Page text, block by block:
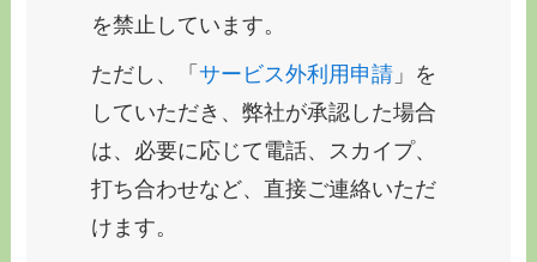
を禁止しています。
ただし、「サービス外利用申請 」を
していただき、弊社が承認した場合
は、必要に応じて電話、スカイプ、
打ち合わせなど、直接ご連絡いただ
けます。